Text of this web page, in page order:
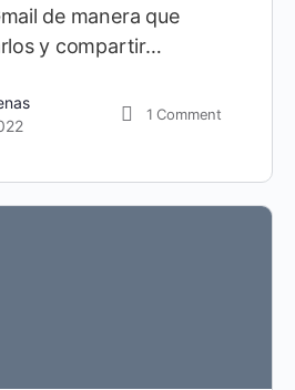
de manera que
y compartir…
1Comment